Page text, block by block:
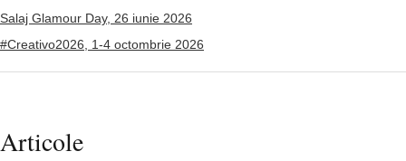
Salaj Glamour Day, 26 iunie 2026
#Creativo2026, 1-4 octombrie 2026
Articole